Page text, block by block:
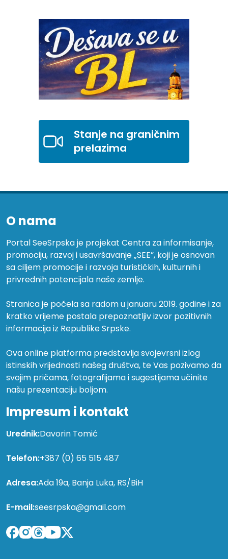
Stanje na graničnim
prelazima
O nama
Portal SeeSrpska je projekat Centra za informisanje,
promociju, razvoj i usavršavanje „SEE”, koji je osnovan
sa ciljem promocije i razvoja turističkih, kulturnih i
privrednih potencijala naše zemlje.
Stranica je počela sa radom u januaru 2019. godine i za
kratko vrijeme postala prepoznatljiv izvor pozitivnih
informacija iz Republike Srpske.
Ova online platforma predstavlja svojevrsni izlog
istinskih vrijednosti našeg društva, te Vas pozivamo da
svojim pričama, fotografijama i sugestijama učinite
našu prezentaciju boljom.
Impresum i kontakt
Urednik:Davorin Tomić
Telefon:+387 (0) 65 515 487
Adresa:Ada 19a, Banja Luka, RS/BiH
E-mail:seesrpska@gmail.com